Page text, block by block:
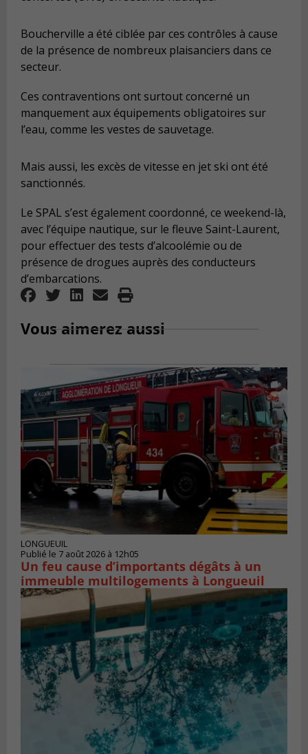
Boucherville a été ciblée par ces contrôles à cause
de la présence de nombreux plaisanciers dans ce
secteur.
Ces contraventions ont surtout concerné un
manquement aux équipements obligatoires sur
l’eau, comme les vestes de sauvetage.
Mais aussi, les excès de vitesse en jet ski ont été
sanctionnés.
Le SPAL s’est également coordonné, ce weekend-là,
avec l’équipe nautique, sur le fleuve Saint-Laurent,
pour effectuer des tests d’alcoolémie ou de
présence de drogues auprès des conducteurs
d’embarcations.
Vous aimerez aussi
LONGUEUIL
Publié le 7 août 2026 à 12h05
Un feu cause d’importants dégâts à un
immeuble multilogements à Longueuil